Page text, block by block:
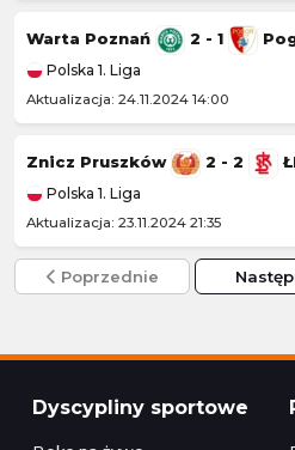
Warta Poznań 2 - 1
Polska 1. Liga
Aktualizacja: 24.11.2024 14:00
Znicz Pruszków 2 - 2
Polska 1. Liga
Aktualizacja: 23.11.2024 21:35
Poprzednie
Dyscypliny sportowe